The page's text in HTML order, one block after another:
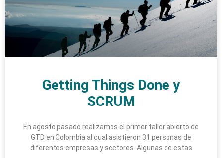
Getting Things Done y
SCRUM
En agosto pasado realizamos el primer taller abierto de
GTD en Colombia al cual asistieron 31 personas de
diferentes empresas y sectores. Algunas de estas